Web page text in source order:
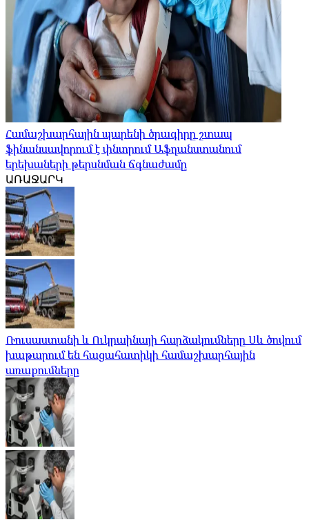
Համաշխարհային պարենի ծրագիրը շտապ
ֆինանսավորում է փնտրում Աֆղանստանում
երեխաների թերսնման ճգնաժամը
ԱՌԱՋԱՐԿ
Ռուսաստանի և Ուկրաինայի հարձակումները Սև ծովում
խաթարում են հացահատիկի համաշխարհային
առաքումները